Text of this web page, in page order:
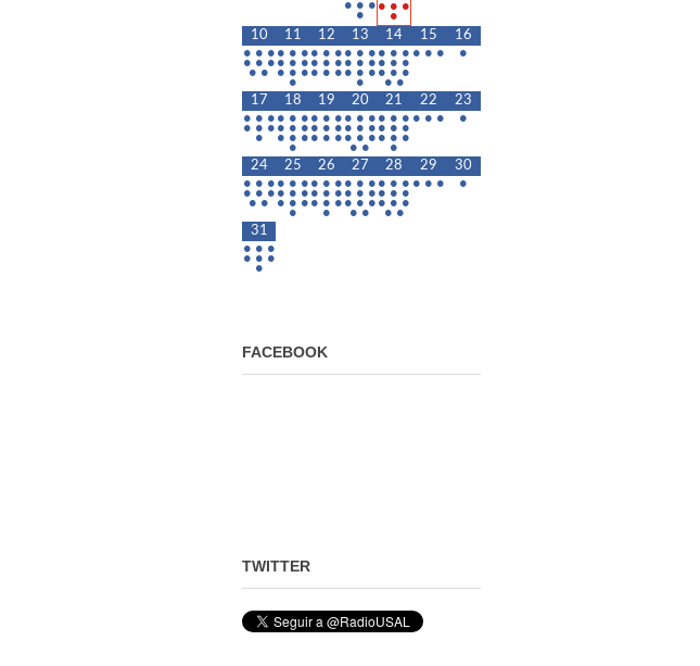
• • •
•
• • •
•
10
• • •
• • •
• •
11
• • •
• • •
• • •
•
12
• • •
• • •
• • •
13
• • •
• • •
• • •
•
14
• • •
• • •
• • •
• •
15
• • •
16
•
17
• • •
• • •
•
18
• • •
• • •
• • •
•
19
• • •
• • •
• • •
20
• • •
• • •
• • •
• •
21
• • •
• • •
• • •
•
22
• • •
23
•
24
• • •
• • •
• •
25
• • •
• • •
• • •
•
26
• • •
• • •
• • •
•
27
• • •
• • •
• • •
• •
28
• • •
• • •
• • •
• •
29
• • •
30
•
31
• • •
• • •
•
FACEBOOK
TWITTER